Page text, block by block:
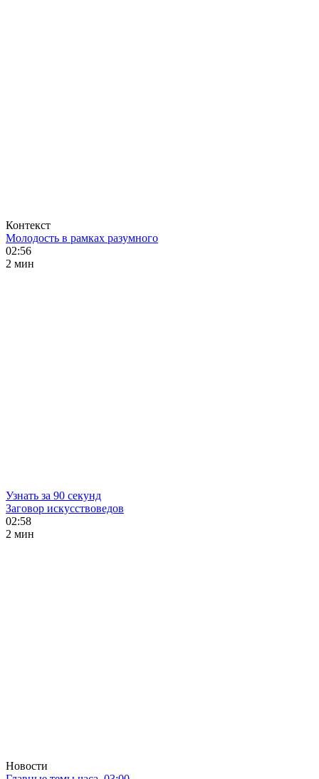
Контекст
Молодость в рамках разумного
02:56
2 мин
Узнать за 90 секунд
Заговор искусствоведов
02:58
2 мин
Новости